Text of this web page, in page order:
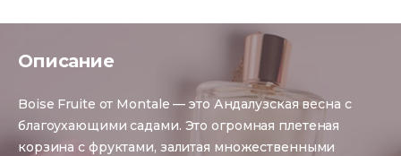
Описание
Boise Fruite от Montale — это Андалузская весна с
благоухающими садами. Это огромная плетеная
корзина с фруктами, залитая множественными